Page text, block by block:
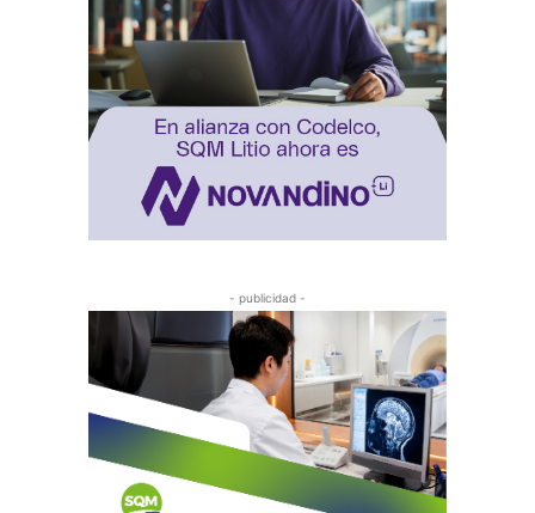
- publicidad -